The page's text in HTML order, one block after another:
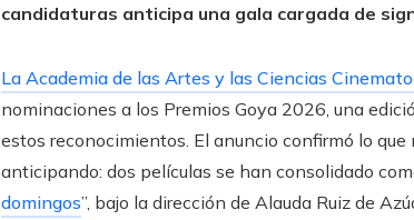
candidaturas anticipa una gala cargada de
La Academia de las Artes y las Ciencias
nominaciones a los Premios Goya 2026, una
estos reconocimientos. El anuncio confirmó lo
anticipando: dos películas se han consolidado
domingos”, bajo la dirección de Alauda Ruiz de